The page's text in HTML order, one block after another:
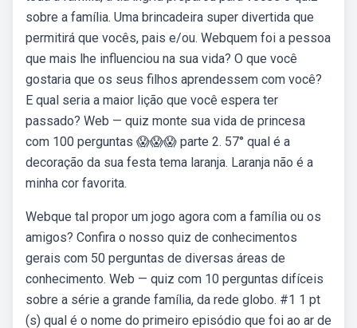
sobre a família. Uma brincadeira super divertida que
permitirá que vocês, pais e/ou. Webquem foi a pessoa
que mais lhe influenciou na sua vida? O que você
gostaria que os seus filhos aprendessem com você?
E qual seria a maior lição que você espera ter
passado? Web — quiz monte sua vida de princesa
com 100 perguntas 😱😱😱 parte 2. 57° qual é a
decoração da sua festa tema laranja. Laranja não é a
minha cor favorita.
Webque tal propor um jogo agora com a família ou os
amigos? Confira o nosso quiz de conhecimentos
gerais com 50 perguntas de diversas áreas de
conhecimento. Web — quiz com 10 perguntas difíceis
sobre a série a grande família, da rede globo. #1 1 pt
(s) qual é o nome do primeiro episódio que foi ao ar de